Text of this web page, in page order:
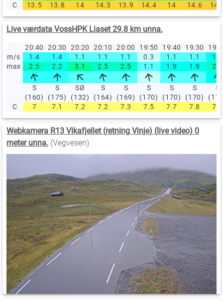
C
13.5 13.8 14 14.3 13.9 14.4 14 14.6
Live værdata VossHPK Liaset 29.8 km unna.
20:40 20:30 20:20 20:10 20:00 19:50 19:40 19:30
m/s
1.4 1.4 1.1 1.1 1.1 0.3 1.1 1.1
1.9
max
2.5 2.2 3.1 2.5 2.5 1.1 1.9 1.9 2.5
S
(160)
S
(175)
SØ
(132)
S
(164)
S
(169)
S
(170)
S
(170)
S
(170)
S
C
7 7.1 7.2 7.2 7.3 7.5 7.7 7.8 7.7
Webkamera R13 Vikafjellet (retning Vinje) (live video) 0
meter unna. (Vegvesen)